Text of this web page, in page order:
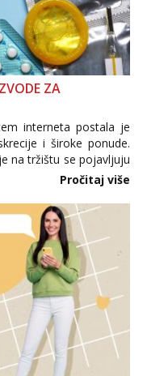
ZA
interneta postala je
i široke ponude.
na tržištu se pojavljuju
internetske
Pročitaj više